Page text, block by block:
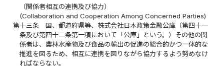
（関係者相互の連携及び協力）
(Collaboration and Cooperation Among Concerned Parties)
第十三条
国、都道府県等、株式会社日本政策金融公庫（第四十一
条及び第四十二条第一項において「公庫」という。）その他の関
係者は、農林水産物及び食品の輸出の促進の総合的かつ一体的な
推進を図るため、相互に連携を図りながら協力するよう努めなけ
ればならない。